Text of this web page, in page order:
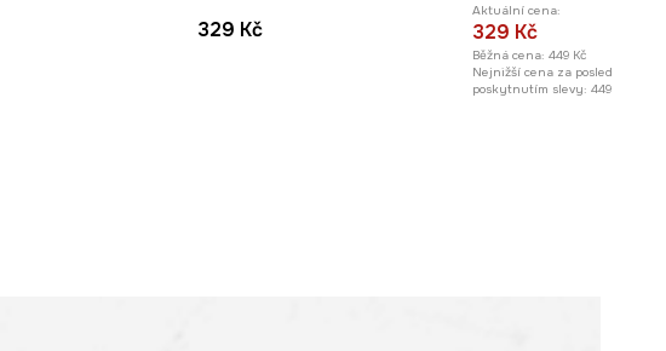
329 Kč
Aktuální cena:
329 Kč
Běžná cena: 449 Kč
Nejnižší cena za posledních 30
poskytnutím slevy: 449 Kč